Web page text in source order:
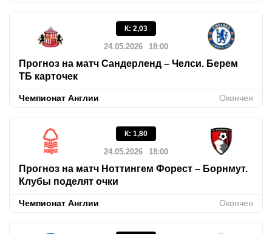
К: 2,03
24.05.2026 18:00
Прогноз на матч Сандерленд – Челси. Берем
ТБ карточек
Чемпионат Англии Окончен
К: 1,80
24.05.2026 18:00
Прогноз на матч Ноттингем Форест – Борнмут.
Клубы поделят очки
Чемпионат Англии Окончен